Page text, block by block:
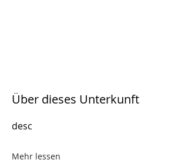
Über dieses Unterkunft
desc
Mehr lessen